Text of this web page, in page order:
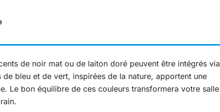
de noir mat ou de laiton doré peuvent être intégrés via
bleu et de vert, inspirées de la nature, apportent une
Le bon équilibre de ces couleurs transformera votre salle